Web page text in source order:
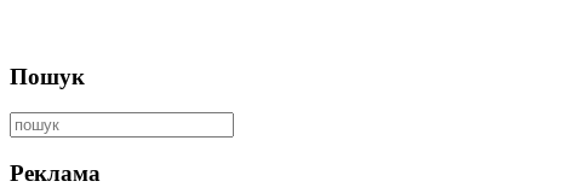
Пошук
Реклама